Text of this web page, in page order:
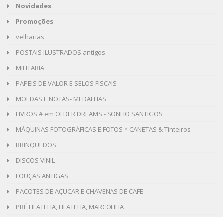
Novidades
Promoções
velharias
POSTAIS ILUSTRADOS antigos
MILITARIA
PAPEIS DE VALOR E SELOS FISCAIS
MOEDAS E NOTAS- MEDALHAS
LIVROS # em OLDER DREAMS - SONHO SANTIGOS
MÁQUINAS FOTOGRÁFICAS E FOTOS * CANETAS & Tinteiros
BRINQUEDOS
DISCOS VINIL
LOUÇAS ANTIGAS
PACOTES DE AÇUCAR E CHAVENAS DE CAFE
PRÉ FILATELIA, FILATELIA, MARCOFILIA